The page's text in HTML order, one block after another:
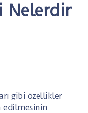
Nelerdir
gibi özellikler
edilmesinin